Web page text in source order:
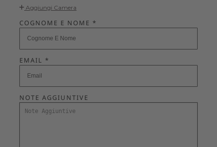
Aggiungi Camera
COGNOME E NOME *
EMAIL *
NOTE AGGIUNTIVE